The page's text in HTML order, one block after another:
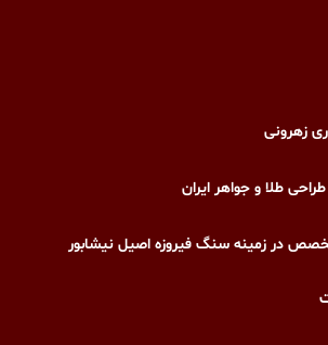
زهرونی
طلا و جواهر ایران
در زمینه سنگ فیروزه اصیل نیشابور